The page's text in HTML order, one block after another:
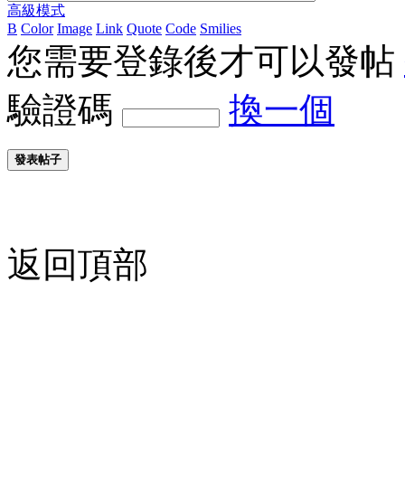
高級模式
B Color Image Link Quote Code Smilies
您需要登錄後才可以發帖
驗證碼
換一個
發表帖子
返回頂部